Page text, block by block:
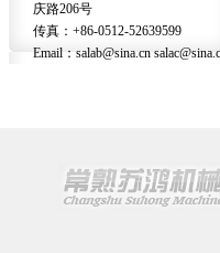
庆路206号
传真：+86-0512-52639599
Email：salab@sina.cn